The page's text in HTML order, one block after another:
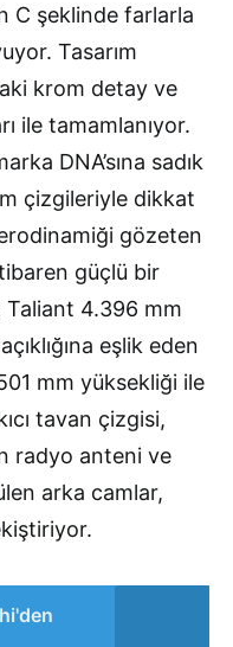
C şeklinde farlarla
Tasarım
krom detay ve
ile tamamlanıyor.
DNA’sına sadık
çizgileriyle dikkat
gözeten
güçlü bir
Taliant 4.396 mm
eşlik eden
mm yüksekliği ile
tavan çizgisi,
radyo anteni ve
arka camlar,